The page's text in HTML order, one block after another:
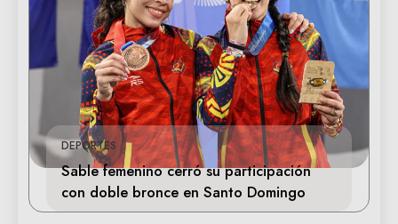
DEPORTES
Sable femenino cerró su participación
con doble bronce en Santo Domingo